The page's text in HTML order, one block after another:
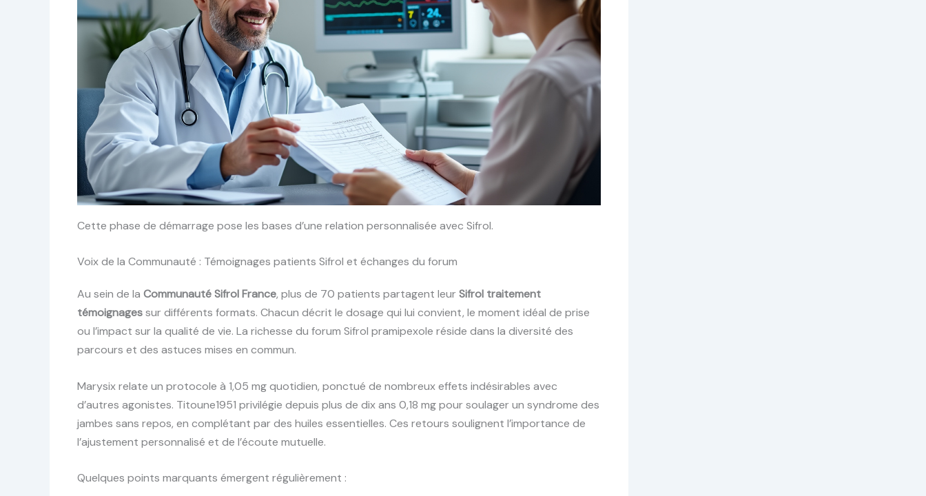
Cette phase de démarrage pose les bases d’une relation personnalisée avec Sifrol.
Voix de la Communauté : Témoignages patients Sifrol et échanges du forum
Au sein de la Communauté Sifrol France, plus de 70 patients partagent leurSifrol traitement
témoignagessur différents formats. Chacun décrit le dosage qui lui convient, le moment idéal de prise
ou l’impact sur la qualité de vie. La richesse du forum Sifrol pramipexole réside dans la diversité des
parcours et des astuces mises en commun.
Marysix relate un protocole à 1,05 mg quotidien, ponctué de nombreux effets indésirables avec
d’autres agonistes. Titoune1951 privilégie depuis plus de dix ans 0,18 mg pour soulager un syndrome des
jambes sans repos, en complétant par des huiles essentielles. Ces retours soulignent l’importance de
l’ajustement personnalisé et de l’écoute mutuelle.
Quelques points marquants émergent régulièrement :